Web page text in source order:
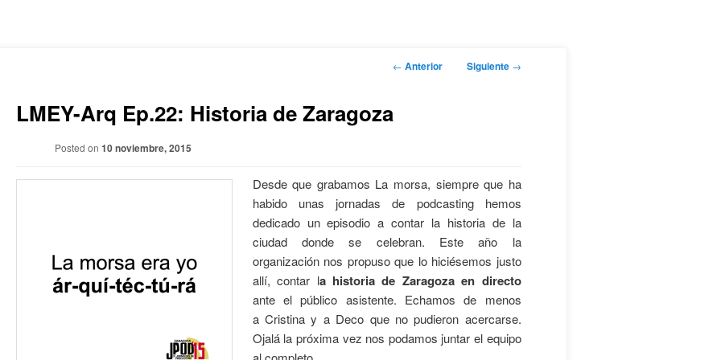
Navegación
← Anterior Siguiente →
LMEY-Arq Ep.22: Historia de Zaragoza
Posted on 10 noviembre, 2015
Desde que grabamos La morsa, siempre que ha
habido unas jornadas de podcasting hemos
dedicado un episodio a contar la historia de la
ciudad donde se celebran. Este año la
organización nos propuso que lo hiciésemos justo
allí, contar la historia de Zaragoza en directo
ante el público asistente. Echamos de menos
a Cristina y a Deco que no pudieron acercarse.
Ojalá la próxima vez nos podamos juntar el equipo